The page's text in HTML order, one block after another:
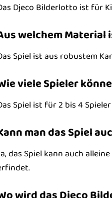
Djeco Bilderlotto ist für
welchem Material
Spiel ist aus robustem
viele Spieler
Spiel ist für 2 bis 4
man das Spiel
das Spiel kann auch